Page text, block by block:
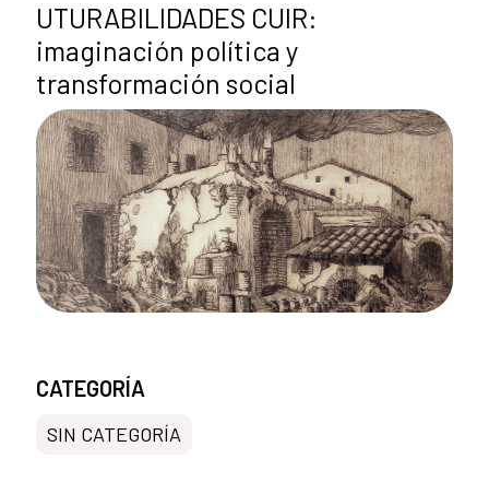
UTURABILIDADES CUIR:
imaginación política y
transformación social
CATEGORÍA
SIN CATEGORÍA